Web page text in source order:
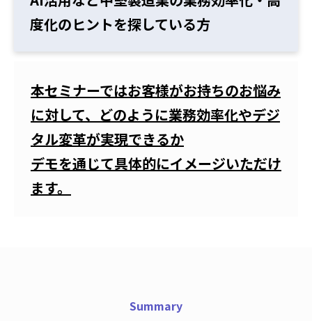
度化のヒントを探している方
本セミナーではお客様がお持ちのお悩み
に対して、どのように業務効率化やデジ
タル変革が実現できるか
デモを通じて具体的にイメージいただけ
ます。
Summary